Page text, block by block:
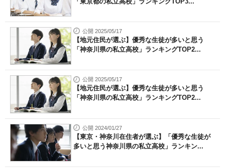
公開 2025/05/17
【地元住民が選ぶ】優秀な生徒が多いと思う
「神奈川県の私立高校」ランキングTOP2...
公開 2025/05/17
【地元住民が選ぶ】優秀な生徒が多いと思う
「神奈川県の私立高校」ランキングTOP2...
公開 2024/01/27
【東京・神奈川在住者が選ぶ】「優秀な生徒が
多いと思う神奈川県の私立高校」ランキン...